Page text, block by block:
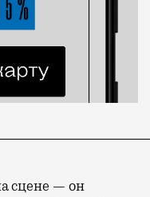
сцене — он